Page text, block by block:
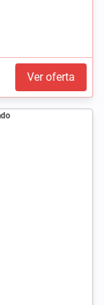
Ver oferta